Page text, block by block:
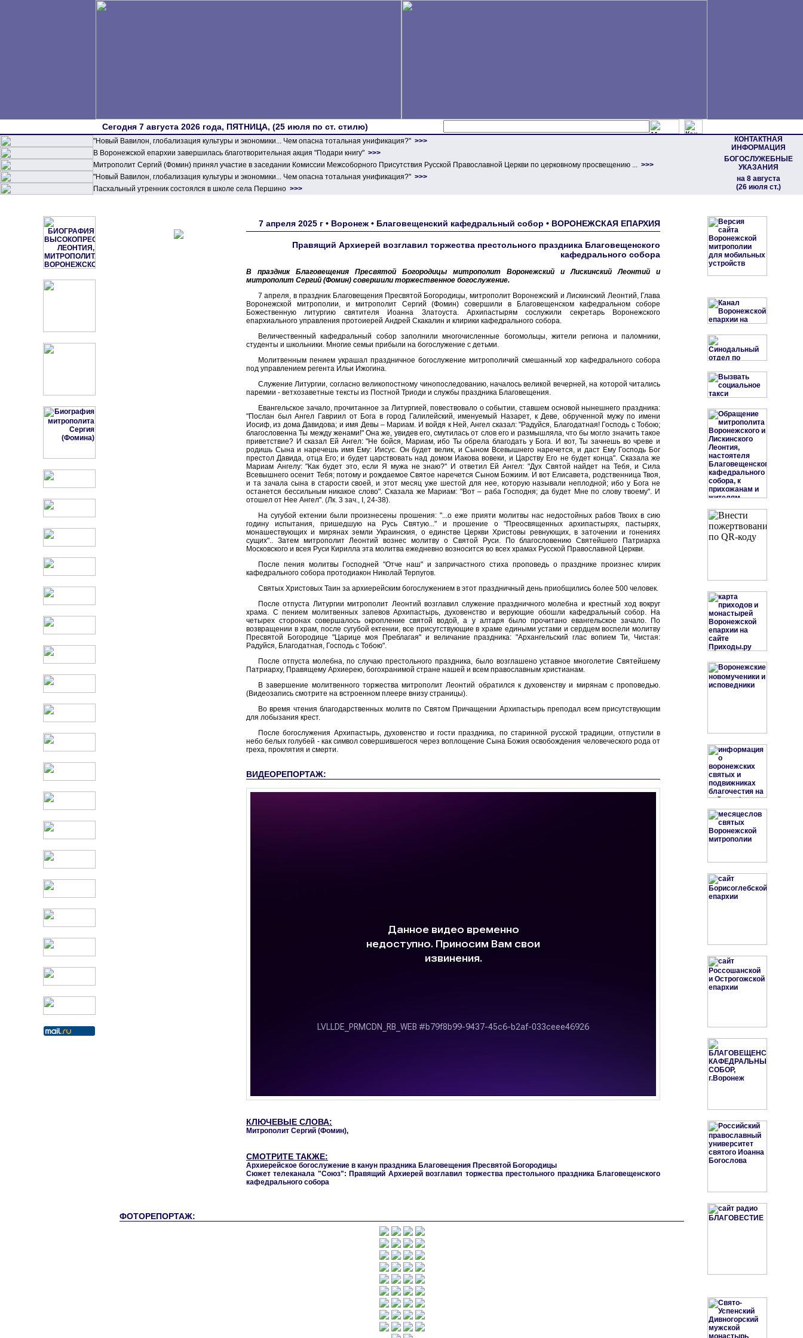
Сегодня 7 августа 2026 года, ПЯТНИЦА, (25 июля по ст. стилю)
"Новый Вавилон, глобализация культуры и экономики... Чем опасна тотальная унификация?" >>>
КОНТАКТНАЯ
ИНФОРМАЦИЯ
БОГОСЛУЖЕБНЫЕ
УКАЗАНИЯ
на 8 августа
(26 июля ст.)
В Воронежской епархии завершилась благотворительная акция "Подари книгу" >>>
Митрополит Сергий (Фомин) принял участие в заседании Комиссии Межсоборного Присутствия Русской Православной Церкви по церковному просвещению ... >>>
"Новый Вавилон, глобализация культуры и экономики... Чем опасна тотальная унификация?" >>>
Пасхальный утренник состоялся в школе села Першино >>>
7 апреля 2025 г • Воронеж • Благовещенский кафедральный собор • ВОРОНЕЖСКАЯ ЕПАРХИЯ
Правящий Архиерей возглавил торжества престольного праздника Благовещенского
кафедрального собора
В праздник Благовещения Пресвятой Богородицы митрополит Воронежский и Лискинский Леонтий и
митрополит Сергий (Фомин) совершили торжественное богослужение.
7 апреля, в праздник Благовещения Пресвятой Богородицы, митрополит Воронежский и Лискинский Леонтий, Глава
Воронежской митрополии, и митрополит Сергий (Фомин) совершили в Благовещенском кафедральном соборе
Божественную литургию святителя Иоанна Златоуста. Архипастырям сослужили секретарь Воронежского
епархиального управления протоиерей Андрей Скакалин и клирики кафедрального собора.
Величественный кафедральный собор заполнили многочисленные богомольцы, жители региона и паломники,
студенты и школьники. Многие семьи прибыли на богослужение с детьми.
Молитвенным пением украшал праздничное богослужение митрополичий смешанный хор кафедрального собора
под управлением регента Ильи Ижогина.
Служение Литургии, согласно великопостному чинопоследованию, началось великой вечерней, на которой читались
паремии - ветхозаветные тексты из Постной Триоди и службы праздника Благовещения.
Евангельское зачало, прочитанное за Литургией, повествовало о событии, ставшем основой нынешнего праздника:
"Послан был Ангел Гавриил от Бога в город Галилейский, именуемый Назарет, к Деве, обрученной мужу по имени
Иосиф, из дома Давидова; и имя Девы – Мариам. И войдя к Ней, Ангел сказал: "Радуйся, Благодатная! Господь с Тобою;
благословенна Ты между женами!" Она же, увидев его, смутилась от слов его и размышляла, что бы могло значить такое
приветствие? И сказал Ей Ангел: "Не бойся, Мариам, ибо Ты обрела благодать у Бога. И вот, Ты зачнешь во чреве и
родишь Сына и наречешь имя Ему: Иисус. Он будет велик, и Сыном Всевышнего наречется, и даст Ему Господь Бог
престол Давида, отца Его; и будет царствовать над домом Иакова вовеки, и Царству Его не будет конца". Сказала же
Мариам Ангелу: "Как будет это, если Я мужа не знаю?" И ответил Ей Ангел: "Дух Святой найдет на Тебя, и Сила
Всевышнего осенит Тебя; потому и рождаемое Святое наречется Сыном Божиим. И вот Елисавета, родственница Твоя,
и та зачала сына в старости своей, и этот месяц уже шестой для нее, которую называли неплодной; ибо у Бога не
останется бессильным никакое слово". Сказала же Мариам: "Вот – раба Господня; да будет Мне по слову твоему". И
отошел от Нее Ангел". (Лк. 3 зач., I, 24-38).
На сугубой ектении были произнесены прошения: "...о еже прияти молитвы нас недостойных рабов Твоих в сию
годину испытания, пришедшую на Русь Святую..." и прошение о "Преосвященных архипастырях, пастырях,
монашествующих и мирянах земли Украинския, о единстве Церкви Христовы ревнующих, в заточении и гонениях
сущих".. Затем митрополит Леонтий вознес молитву о Святой Руси. По благословению Святейшего Патриарха
Московского и всея Руси Кирилла эта молитва ежедневно возносится во всех храмах Русской Православной Церкви.
После пения молитвы Господней "Отче наш" и запричастного стиха проповедь о празднике произнес клирик
кафедрального собора протодиакон Николай Терпугов.
Святых Христовых Таин за архиерейским богослужением в этот праздничный день приобщились более 500 человек.
После отпуста Литургии митрополит Леонтий возглавил служение праздничного молебна и крестный ход вокруг
храма. С пением молитвенных запевов Архипастырь, духовенство и верующие обошли кафедральный собор. На
четырех сторонах совершалось окропление святой водой, а у алтаря было прочитано евангельское зачало. По
возвращении в храм, после сугубой ектении, все присутствующие в храме едиными устами и сердцем воспели молитву
Пресвятой Богородице "Царице моя Преблагая" и величание праздника: "Архангельский глас вопием Ти, Чистая:
Радуйся, Благодатная, Господь с Тобою".
После отпуста молебна, по случаю престольного праздника, было возглашено уставное многолетие Святейшему
Патриарху, Правящему Архиерею, богохранимой стране нашей и всем православным христианам.
В завершение молитвенного торжества митрополит Леонтий обратился к духовенству и мирянам с проповедью.
(Видеозапись смотрите на встроенном плеере внизу страницы).
Во время чтения благодарственных молитв по Святом Причащении Архипастырь преподал всем присутствующим
для лобызания крест.
После богослужения Архипастырь, духовенство и гости праздника, по старинной русской традиции, отпустили в
небо белых голубей - как символ совершившегося через воплощение Сына Божия освобождения человеческого рода от
греха, проклятия и смерти.
ВИДЕОРЕПОРТАЖ:
КЛЮЧЕВЫЕ СЛОВА:
Митрополит Сергий (Фомин),
СМОТРИТЕ ТАКЖЕ:
Архиерейское богослужение в канун праздника Благовещения Пресвятой Богородицы
Сюжет телеканала "Союз": Правящий Архиерей возглавил торжества престольного праздника Благовещенского
кафедрального собора
ФОТОРЕПОРТАЖ: